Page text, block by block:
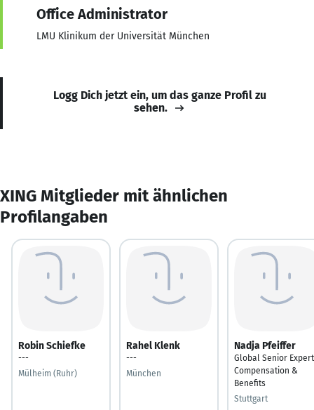
Office Administrator
LMU Klinikum der Universität München
Logg Dich jetzt ein, um das ganze Profil zu
sehen.
XING Mitglieder mit ähnlichen
Profilangaben
Robin Schiefke
---
Mülheim (Ruhr)
Rahel Klenk
---
München
Nadja Pfeiffer
Global Senior Expert
Compensation &
Benefits
Stuttgart